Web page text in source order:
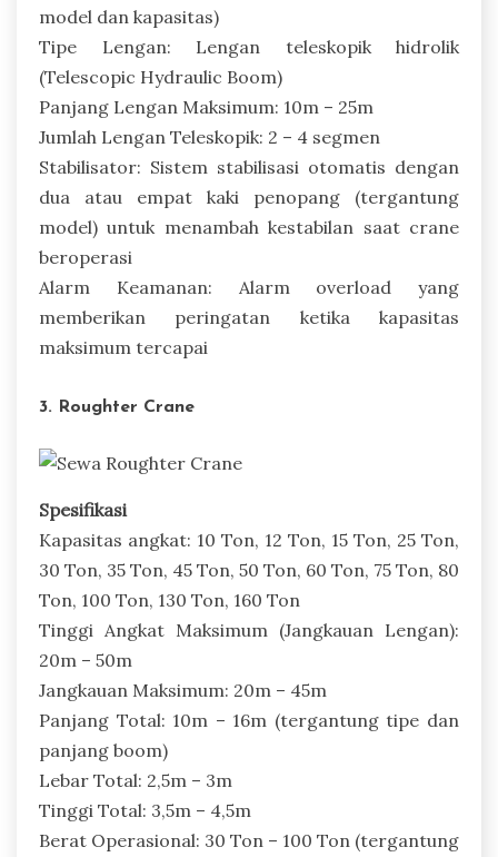
model dan kapasitas)
Tipe Lengan: Lengan teleskopik hidrolik
(Telescopic Hydraulic Boom)
Panjang Lengan Maksimum: 10m – 25m
Jumlah Lengan Teleskopik: 2 – 4 segmen
Stabilisator: Sistem stabilisasi otomatis dengan
dua atau empat kaki penopang (tergantung
model) untuk menambah kestabilan saat crane
beroperasi
Alarm Keamanan: Alarm overload yang
memberikan peringatan ketika kapasitas
maksimum tercapai
3. Roughter Crane
Spesifikasi
Kapasitas angkat: 10 Ton, 12 Ton, 15 Ton, 25 Ton,
30 Ton, 35 Ton, 45 Ton, 50 Ton, 60 Ton, 75 Ton, 80
Ton, 100 Ton, 130 Ton, 160 Ton
Tinggi Angkat Maksimum (Jangkauan Lengan):
20m – 50m
Jangkauan Maksimum: 20m – 45m
Panjang Total: 10m – 16m (tergantung tipe dan
panjang boom)
Lebar Total: 2,5m – 3m
Tinggi Total: 3,5m – 4,5m
Berat Operasional: 30 Ton – 100 Ton (tergantung